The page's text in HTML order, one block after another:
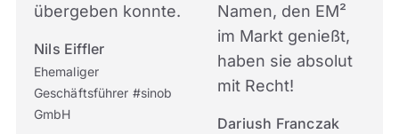
übergeben konnte.
Nils Eiffler
Ehemaliger
Geschäftsführer #sinob
GmbH
Namen, den EM²
im Markt genießt,
haben sie absolut
mit Recht!
Dariush Franczak